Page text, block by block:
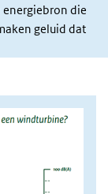
energiebron die
geluid dat